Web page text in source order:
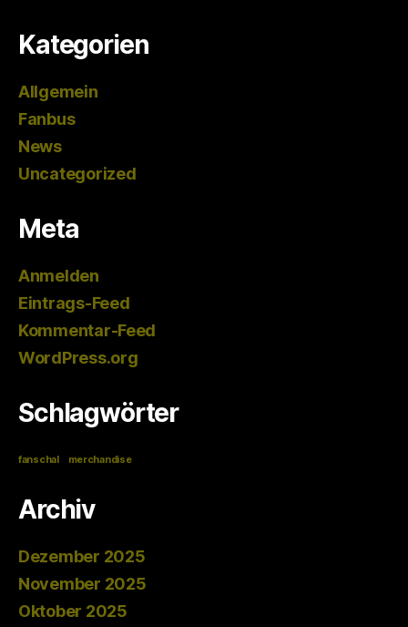
Kategorien
Allgemein
Fanbus
News
Uncategorized
Meta
Anmelden
Eintrags-Feed
Kommentar-Feed
WordPress.org
Schlagwörter
fanschal merchandise
Archiv
Dezember 2025
November 2025
Oktober 2025